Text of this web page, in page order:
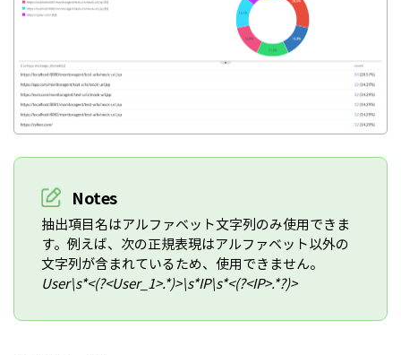
Notes
抽出項目名はアルファベット文字列のみ使用できま
す。例えば、次の正規表現はアルファベット以外の
文字列が含まれているため、使用できません。
User\s*<(?<User_1>.*)>\s*IP\s*<(?<IP>.*?)>